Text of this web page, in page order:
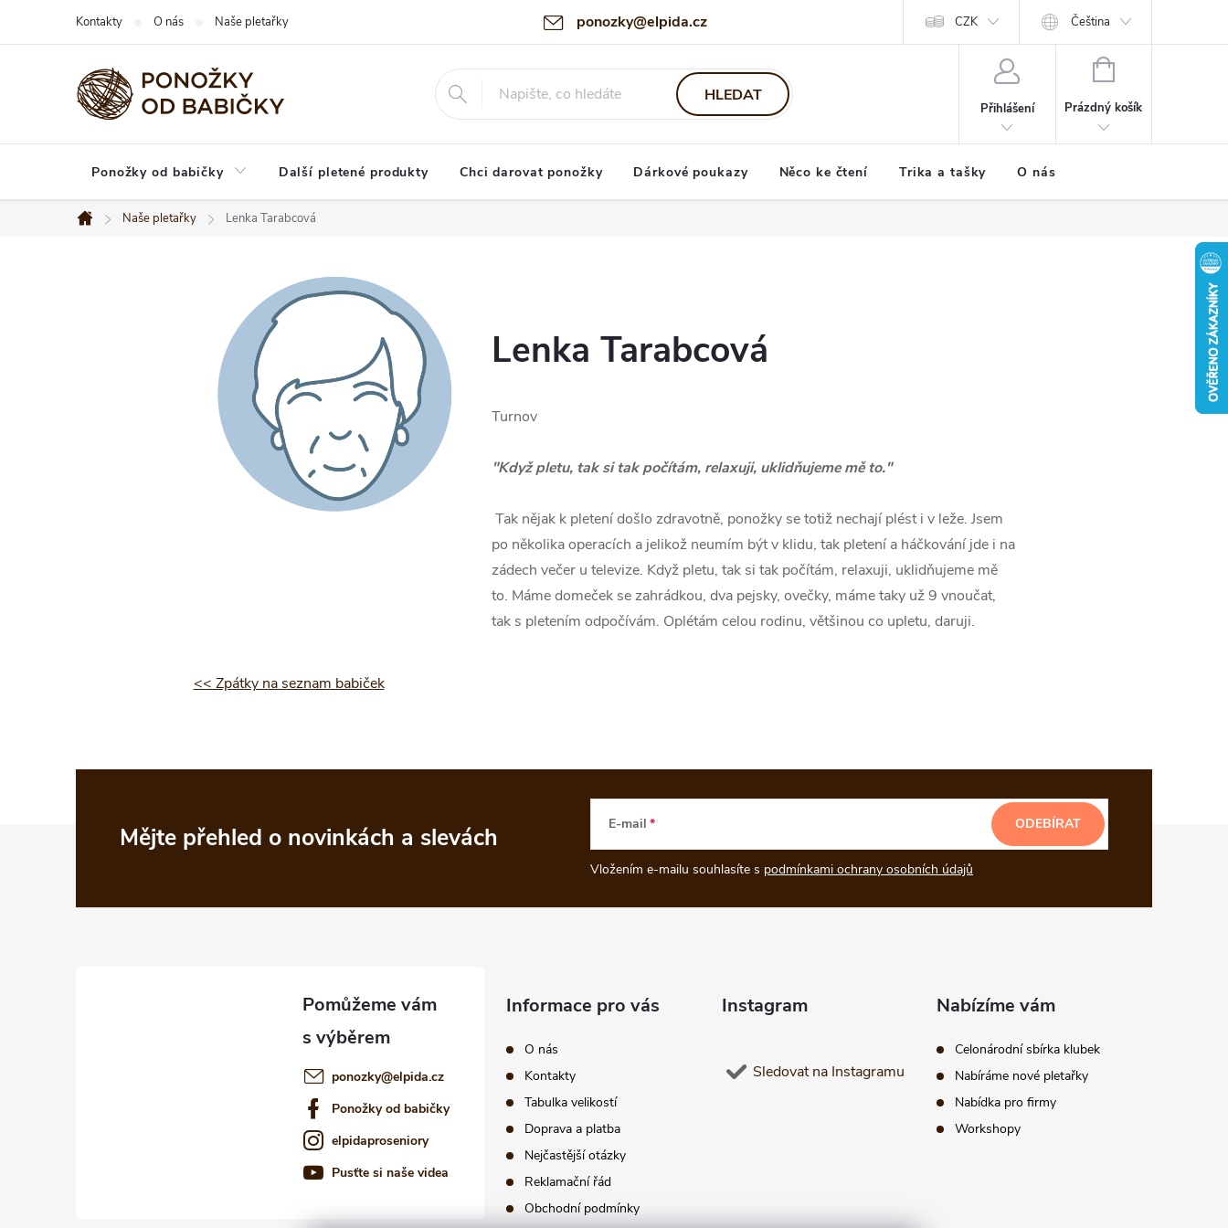
ponozky@elpida.cz
Kontakty O nás Naše pletařky CZK Čeština
HLEDAT
Přihlášení
NÁKUPNÍ
Prázdný košík
Ponožky od babičky Další pletené produkty Chci darovat ponožky Dárkové poukazy Něco ke čtení Trika a tašky O nás
Domů
Naše pletařky Lenka Tarabcová
Lenka Tarabcová
Turnov
"Když pletu, tak si tak počítám, relaxuji, uklidňujeme mě to."
Tak nějak k pletení došlo zdravotně, ponožky se totiž nechají plést i v leže. Jsem
po několika operacích a jelikož neumím být v klidu, tak pletení a háčkování jde i na
zádech večer u televize. Když pletu, tak si tak počítám, relaxuji, uklidňujeme mě
to. Máme domeček se zahrádkou, dva pejsky, ovečky, máme taky už 9 vnoučat,
tak s pletením odpočívám. Oplétám celou rodinu, většinou co upletu, daruji.
<< Zpátky na seznam babiček
Mějte přehled o novinkách a slevách E-mail
Vložením e-mailu souhlasíte s podmínkami ochrany osobních údajů
ODEBÍRAT
ponozky@elpida.cz
Ponožky od babičky
elpidaproseniory
Pusťte si naše videa
Informace pro vás
O nás
Kontakty
Tabulka velikostí
Doprava a platba
Nejčastější otázky
Reklamační řád
Obchodní podmínky
Instagram
Sledovat na Instagramu
Nabízíme vám
Celonárodní sbírka klubek
Nabíráme nové pletařky
Nabídka pro firmy
Workshopy